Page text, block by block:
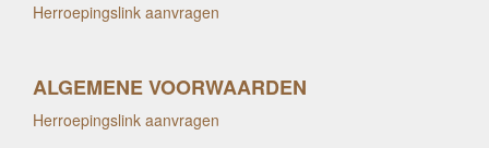
Herroepingslink aanvragen
ALGEMENE VOORWAARDEN
Herroepingslink aanvragen